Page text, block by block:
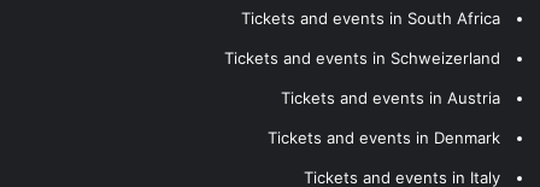
Tickets and events in South Africa
Tickets and events in Schweizerland
Tickets and events in Austria
Tickets and events in Denmark
Tickets and events in Italy